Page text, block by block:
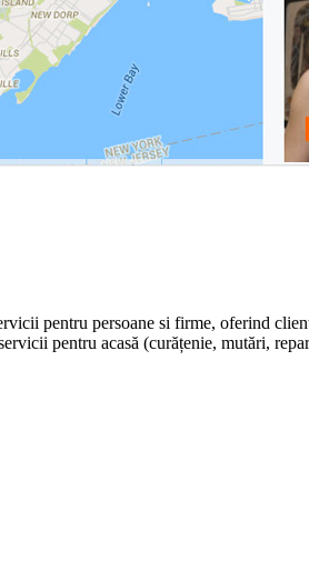
pentru persoane si firme, oferind
pentru acasă (curățenie, mutări,